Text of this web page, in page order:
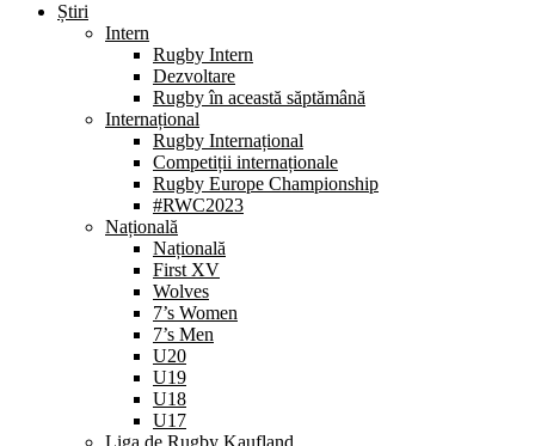
Știri
Intern
Rugby Intern
Dezvoltare
Rugby în această săptămână
Internațional
Rugby Internațional
Competiții internaționale
Rugby Europe Championship
#RWC2023
Națională
Națională
First XV
Wolves
7’s Women
7’s Men
U20
U19
U18
U17
Liga de Rugby Kaufland